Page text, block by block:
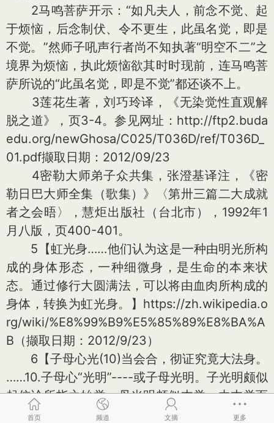
2马鸣菩萨开示：“如凡夫人，前念不觉、起
于烦恼，后念制伏、令不更生，此虽名觉，即是
不觉。”然师子吼声行者尚不知执著“明空不二”之
境界为烦恼，执此烦恼欲其时时现前，连马鸣菩
萨所说的“此虽名觉，即是不觉”都还谈不上。
3莲花生著，刘巧玲译，《无染觉性直观解
脱之道》，页3-4。参见网址：http://ftp2.buda
edu.org/newGhosa/C025/T036D/ref/T036D_
01.pdf撷取日期：2012/09/23
4密勒大师弟子众共集，张澄基译注，《密
勒日巴大师全集（歌集）》〈第卅三篇二大成就
者之会晤〉，慧炬出版社（台北市），1992年1
月八版，页400-401。
5【虹光身……他们认为这是一种由明光所构
成的身体形态，一种细微身，是生命的本来状
态。通过修行大圆满法，可以将由血肉所构成的
身体，转换为虹光身。】https://zh.wikipedia.o
rg/wiki/%E8%99%B9%E5%85%89%E8%BA%A
B（撷取日期：2012/9/23）
6【子母心光(10)当会合，彻证究竟大法身。
……10.子母心“光明”----或子母光明。子光明颇似
起信论所指之始觉，母光明颇似本觉。由本觉而
生始觉，始觉经扩大缎练而与本觉合，名为妙
首页 频道 文摘 更多